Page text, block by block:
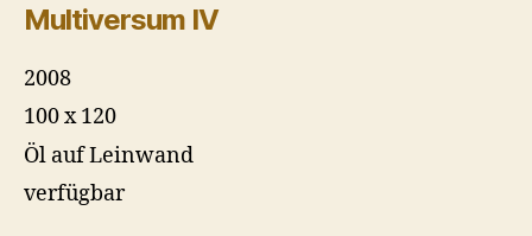
Multiversum IV
2008
100 x 120
Öl auf Leinwand
verfügbar